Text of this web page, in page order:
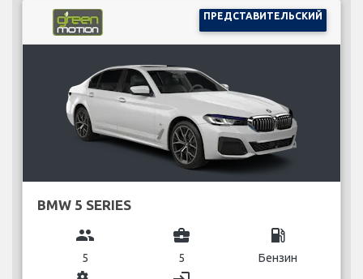
ПРЕДСТАВИТЕЛЬСКИЙ
BMW 5 SERIES
group
5
business_center
5
local_gas_station
Бензин